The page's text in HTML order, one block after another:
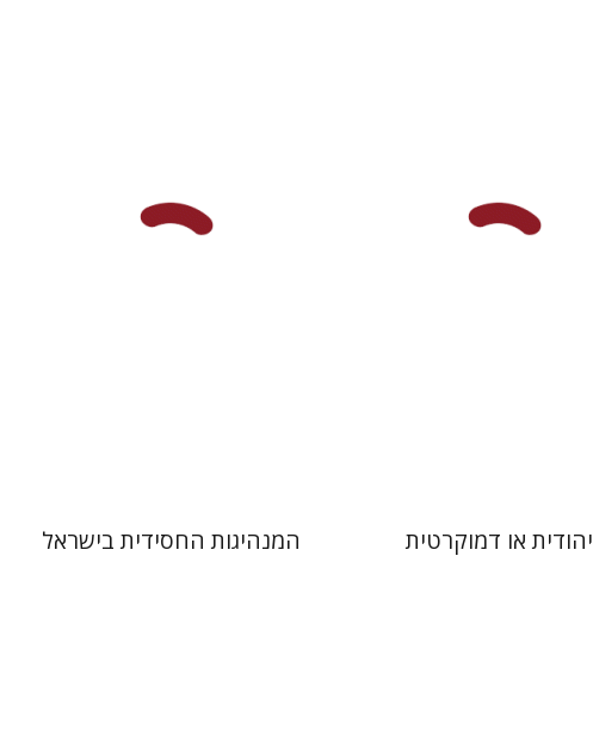
יהודית או דמוקרטית המנהיגות החסידית בישראל